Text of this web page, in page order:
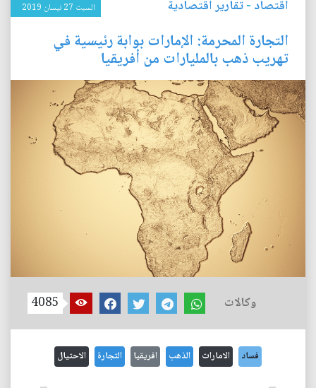
اقتصاد -تقارير اقتصادية السبت 27 نيسان 2019
التجارة المحرمة: الإمارات بوابة رئيسية في
تهريب ذهب بالمليارات من أفريقيا
وكالات 4085
فساد الامارات الذهب افريقيا التجارة الاحتيال